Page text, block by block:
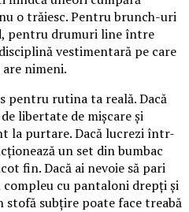
o trăiesc. Pentru brunch-uri
pentru drumuri line între
vestimentară pe care
nimeni.
pentru rutina ta reală. Dacă
libertate de mișcare și
la purtare. Dacă lucrezi într-
un set din bumbac
fin. Dacă ai nevoie să pari
cu pantaloni drepți și
stofă subțire poate face treabă